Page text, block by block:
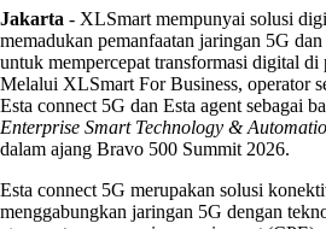
Jakarta - XLSmart mempunyai solusi
memadukan pemanfaatan jaringan 5G
untuk mempercepat transformasi digital di
Melalui XLSmart For Business, operator
Esta connect 5G dan Esta agent sebagai
Enterprise Smart Technology &
dalam ajang Bravo 500 Summit 2026.
Esta connect 5G merupakan solusi
menggabungkan jaringan 5G dengan